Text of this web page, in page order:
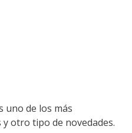
uno de los más
otro tipo de novedades.